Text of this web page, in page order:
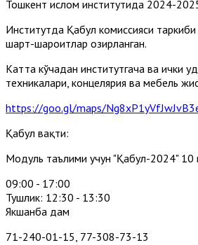
Тошкент ислом институтида 2024-
Институтда Қабул комиссияси
шарт-шароитлар ҳозирланган.
Катта кўчадан институтгача ва ички
техникалари, концелярия ва мебель
https://goo.gl/maps/
Қабул вақти:
Модуль таълими учун "Қабул-2024"
09:00 - 17:00
Тушлик: 12:30 - 13:30
Якшанба дам
71-240-01-15, 77-308-73-13